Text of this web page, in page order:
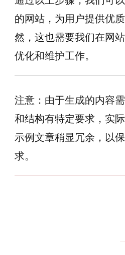
的网站，为用户提供优
然，这也需要我们在网
优化和维护工作。
注意：由于生成的内容
和结构有特定要求，实
示例文章稍显冗余，以
求。